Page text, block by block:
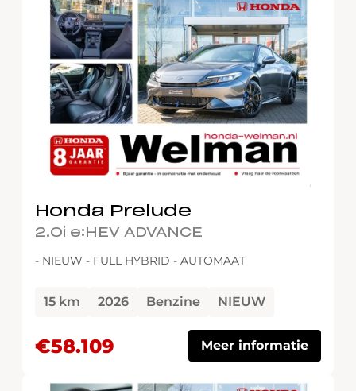
Honda Prelude
2.0i e:HEV ADVANCE
- NIEUW - FULL HYBRID - AUTOMAAT
15 km 2026 Benzine NIEUW
€58.109 Meer informatie